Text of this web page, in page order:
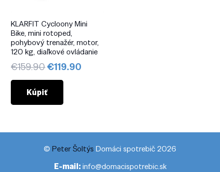
KLARFIT Cycloony Mini
Bike, mini rotoped,
pohybový trenažér, motor,
120 kg, diaľkové ovládanie
€159.90Pôvodná
cena
bola:
€159.90.
€119.90
Kúpiť
© Peter Šoltýs Domáci spotrebič 2026
E-mail:info@domacispotrebic.sk